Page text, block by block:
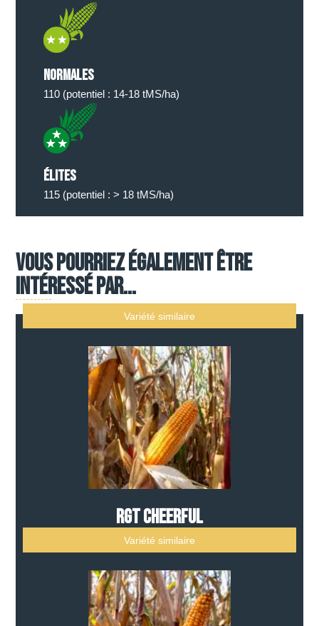
Normales
110 (potentiel : 14-18 tMS/ha)
élites
115 (potentiel : > 18 tMS/ha)
Vous pourriez également être
intéressé par...
Variété similaire
RGT CHEERFUL
Variété similaire